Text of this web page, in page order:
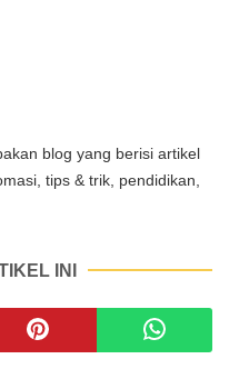
blog yang berisi artikel
tips & trik, pendidikan,
INI